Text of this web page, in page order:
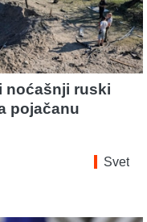
noćašnji ruski
pojačanu
Svet